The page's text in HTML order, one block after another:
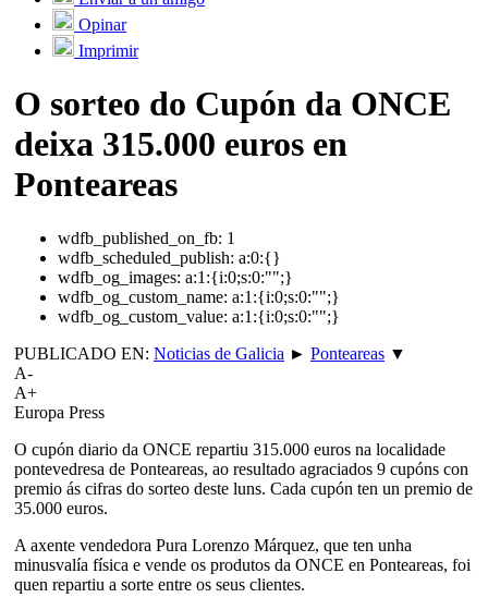
Opinar
Imprimir
O sorteo do Cupón da ONCE
deixa 315.000 euros en
Ponteareas
wdfb_published_on_fb: 1
wdfb_scheduled_publish: a:0:{}
wdfb_og_images: a:1:{i:0;s:0:"";}
wdfb_og_custom_name: a:1:{i:0;s:0:"";}
wdfb_og_custom_value: a:1:{i:0;s:0:"";}
PUBLICADO EN: Noticias de Galicia ► Ponteareas ▼
A-
A+
Europa Press
O cupón diario da ONCE repartiu 315.000 euros na localidade
pontevedresa de Ponteareas, ao resultado agraciados 9 cupóns con
premio ás cifras do sorteo deste luns. Cada cupón ten un premio de
35.000 euros.
A axente vendedora Pura Lorenzo Márquez, que ten unha
minusvalía física e vende os produtos da ONCE en Ponteareas, foi
quen repartiu a sorte entre os seus clientes.